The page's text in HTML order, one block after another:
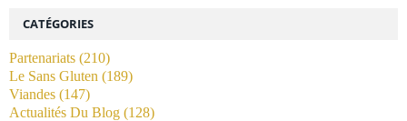
CATÉGORIES
Partenariats (210)
Le Sans Gluten (189)
Viandes (147)
Actualités Du Blog (128)